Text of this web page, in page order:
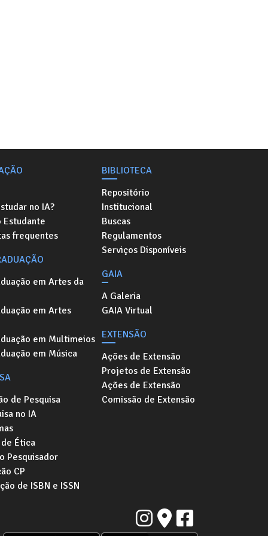
no IA?
Estudante
frequentes
em Artes da
em Artes
em Multimeios
em Música
de Pesquisa
no IA
Ética
Pesquisador
CP
de ISBN e ISSN
BIBLIOTECA
Repositório
Institucional
Buscas
Regulamentos
Serviços Disponíveis
GAIA
A Galeria
GAIA Virtual
EXTENSÃO
Ações de Extensão
Projetos de Extensão
Ações de Extensão
Comissão de Extensão